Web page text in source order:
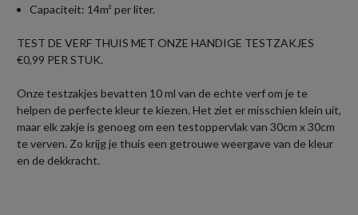
Capaciteit: 14m² per liter.
TEST DE VERF THUIS MET ONZE HANDIGE TESTZAKJES
€0,99 PER STUK.
Onze testzakjes bevatten 10 ml van de echte verf om je te
helpen de perfecte kleur te kiezen. Het ziet er misschien klein uit,
maar elk zakje is genoeg om een testoppervlak van 30cm x 30cm
te verven. Zo krijg je thuis een getrouwe weergave van de kleur
en de dekkracht.